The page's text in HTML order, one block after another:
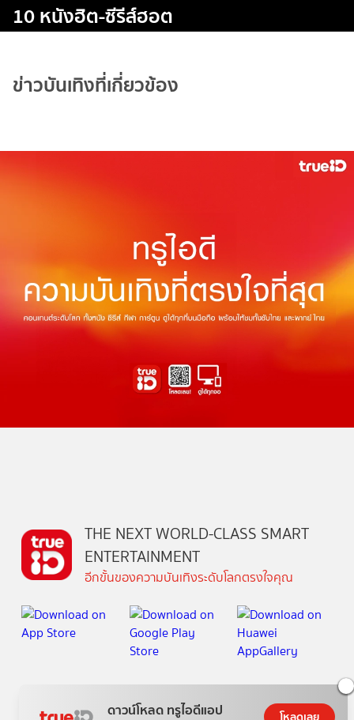
10 หนังฮิต-ซีรีส์ฮอต
ข่าวบันเทิงที่เกี่ยวข้อง
ดาวน์โหลด ทรูไอดีแอป
THE NEXT WORLD-CLASS SMART
ENTERTAINMENT
อีกขั้นของความบันเทิงระดับโลกตรงใจคุณ